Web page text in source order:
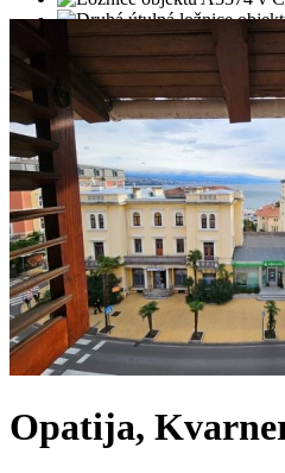
Opatija,